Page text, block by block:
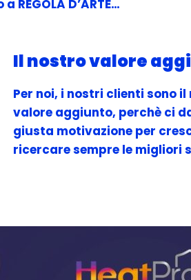
REGOLA D’ARTE…
Il nostro valore
Per noi, i nostri clienti sono
valore aggiunto, perchè ci
giusta motivazione per
ricercare sempre le migliori